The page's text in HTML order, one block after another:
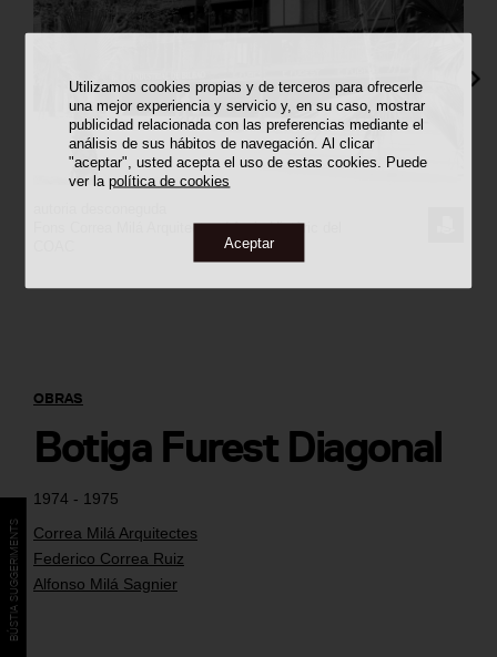
Utilizamos cookies propias y de terceros para ofrecerle
una mejor experiencia y servicio y, en su caso, mostrar
publicidad relacionada con las preferencias mediante el
análisis de sus hábitos de navegación. Al clicar
"aceptar", usted acepta el uso de estas cookies. Puede
ver lapolítica de cookies
Aceptar
1974 - 1975
Correa Milá Arquitectes
Federico Correa Ruiz
Alfonso Milá Sagnier
OBRAS
Botiga Furest Diagonal
Fons Correa Milá Arquitectes / Arxiu Històric del
BÚSTIA SUGGERIMENTS